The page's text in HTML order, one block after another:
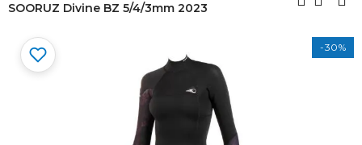
SOORUZ Divine BZ 5/4/3mm 2023
-30%
Bonjour ! Je suis votre expert nautique.